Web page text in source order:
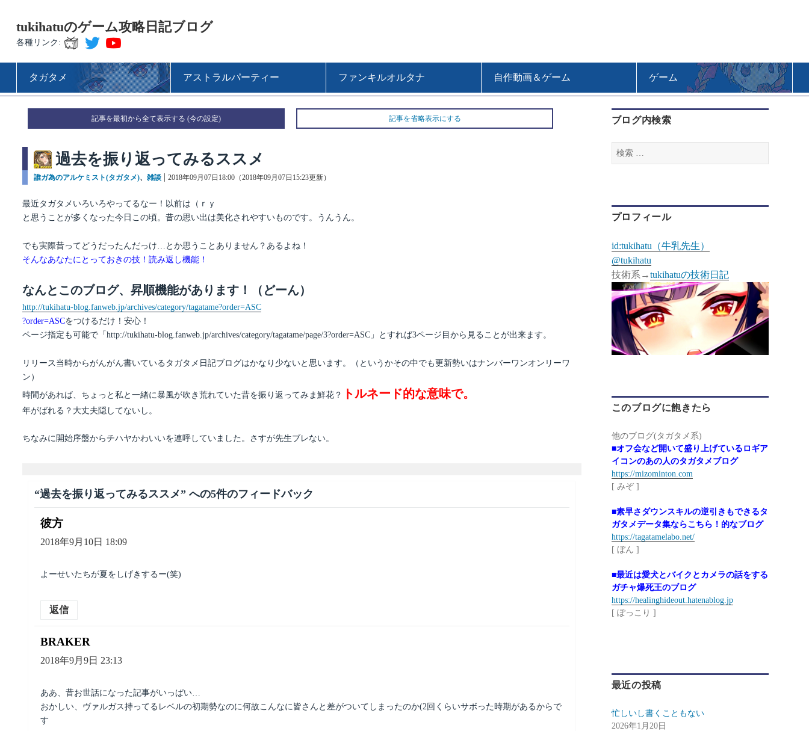
tukihatuのゲーム攻略日記ブログ
各種リンク:
タガタメ アストラルパーティー ファンキルオルタナ 自作動画＆ゲーム ゲーム
記事を最初から全て表示する 記事を省略表示にする
過去を振り返ってみるススメ
カ
ゴ
リ
誰ガ為のアルケミスト(タガタメ)、 雑談
投
日:
2018年09月07日18:00（2018年09月07日15:23更新）
最近タガタメいろいろやってるなー！以前は（ｒｙ
と思うことが多くなった今日この頃。昔の思い出は美化されやすいものです。うんうん。
でも実際昔ってどうだったんだっけ…とか思うことありません？あるよね！
そんなあなたにとっておきの技！読み返し機能！
なんとこのブログ、昇順機能があります！（どーん）
http://tukihatu-blog.fanweb.jp/archives/category/tagatame?order=ASC
?order=ASCをつけるだけ！安心！
ページ指定も可能で「http://tukihatu-blog.fanweb.jp/archives/category/tagatame/page/3?order=ASC」とすれば3ページ目から見ることが出来ます。
リリース当時からがんがん書いているタガタメ日記ブログはかなり少ないと思います。（というかその中でも更新勢いはナンバーワンオンリーワ
ン）
時間があれば、ちょっと私と一緒に暴風が吹き荒れていた昔を振り返ってみま鮮花？
トルネード的な意味で。
年がばれる？大丈夫隠してないし。
ちなみに開始序盤からチハヤかわいいを連呼していました。さすが先生ブレない。
“過去を振り返ってみるススメ” への5件のフィードバック
彼方よ
り:
2018年9月10日 18:09
よーせいたちが夏をしげきするー(笑)
返信
BRAKER
り:
2018年9月9日 23:13
ああ、昔お世話になった記事がいっぱい…
おかしい、ヴァルガス持ってるレベルの初期勢なのに何故こんなに皆さんと差がついてしまったのか(2回くらいサボった時期があるからで
す
ブログ内検索
検
索
プロフィール
id:tukihatu（牛乳先生）
@tukihatu
技術系→tukihatuの技術日記
このブログに飽きたら
他のブログ(タガタメ系)
■オフ会など開いて盛り上げているロギア
イコンのあの人のタガタメブログ
https://mizominton.com
[ みぞ ]
■素早さダウンスキルの逆引きもできるタ
ガタメデータ集ならこちら！的なブログ
https://tagatamelabo.net/
[ ぼん ]
■最近は愛犬とバイクとカメラの話をする
ガチャ爆死王のブログ
https://healinghideout.hatenablog.jp
[ ぽっこり ]
最近の投稿
忙しいし書くこともない
2026年1月20日